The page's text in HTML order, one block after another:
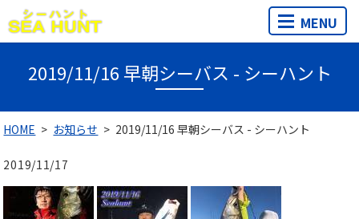
MENU
2019/11/16 早朝シーバス - シーハント
HOME お知らせ 2019/11/16 早朝シーバス - シーハント
2019/11/17